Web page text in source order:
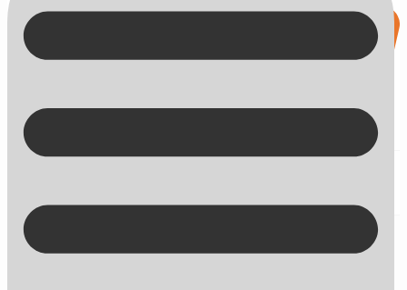
Kontakt på +45 70 13 63 23
LinkedIn ryster posen: Grupper er nu